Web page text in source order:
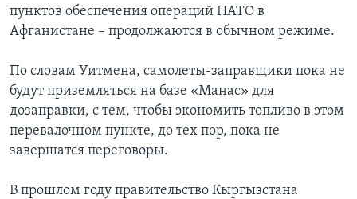
Языки
пунктов обеспечения операций НАТО в
Афганистане – продолжаются в обычном режиме.
По словам Уитмена, самолеты-заправщики пока не
будут приземляться на базе «Манас» для
дозаправки, с тем, чтобы экономить топливо в этом
перевалочном пункте, до тех пор, пока не
завершатся переговоры.
В прошлом году правительство Кыргызстана